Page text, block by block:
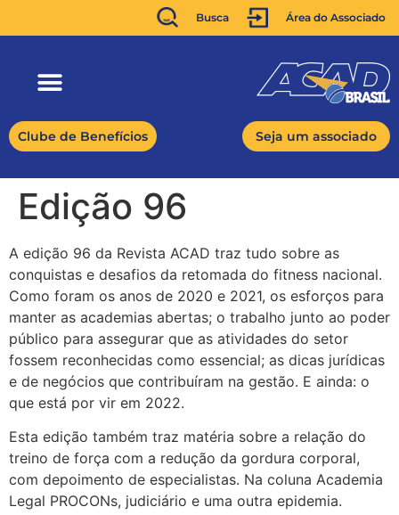
Busca Área do Associado
Clube de Benefícios Seja um associado
Edição 96
A edição 96 da Revista ACAD traz tudo sobre as
conquistas e desafios da retomada do fitness nacional.
Como foram os anos de 2020 e 2021, os esforços para
manter as academias abertas; o trabalho junto ao poder
público para assegurar que as atividades do setor
fossem reconhecidas como essencial; as dicas jurídicas
e de negócios que contribuíram na gestão. E ainda: o
que está por vir em 2022.
Esta edição também traz matéria sobre a relação do
treino de força com a redução da gordura corporal,
com depoimento de especialistas. Na coluna Academia
Legal PROCONs, judiciário e uma outra epidemia.